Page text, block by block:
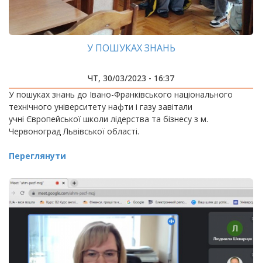
У ПОШУКАХ ЗНАНЬ
ЧТ, 30/03/2023 - 16:37
У пошуках знань до Івано-Франківського національного
технічного університету нафти і газу завітали
учні Європейської школи лідерства та бізнесу з м.
Червоноград Львівської області.
Переглянути